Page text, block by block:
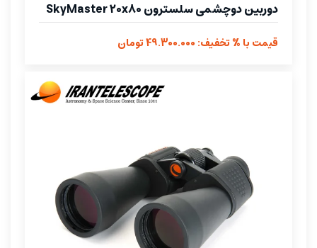
دوربین دوچشمی سلسترون SkyMaster 20x80
قیمت با % تخفیف: 49.300.000 تومان